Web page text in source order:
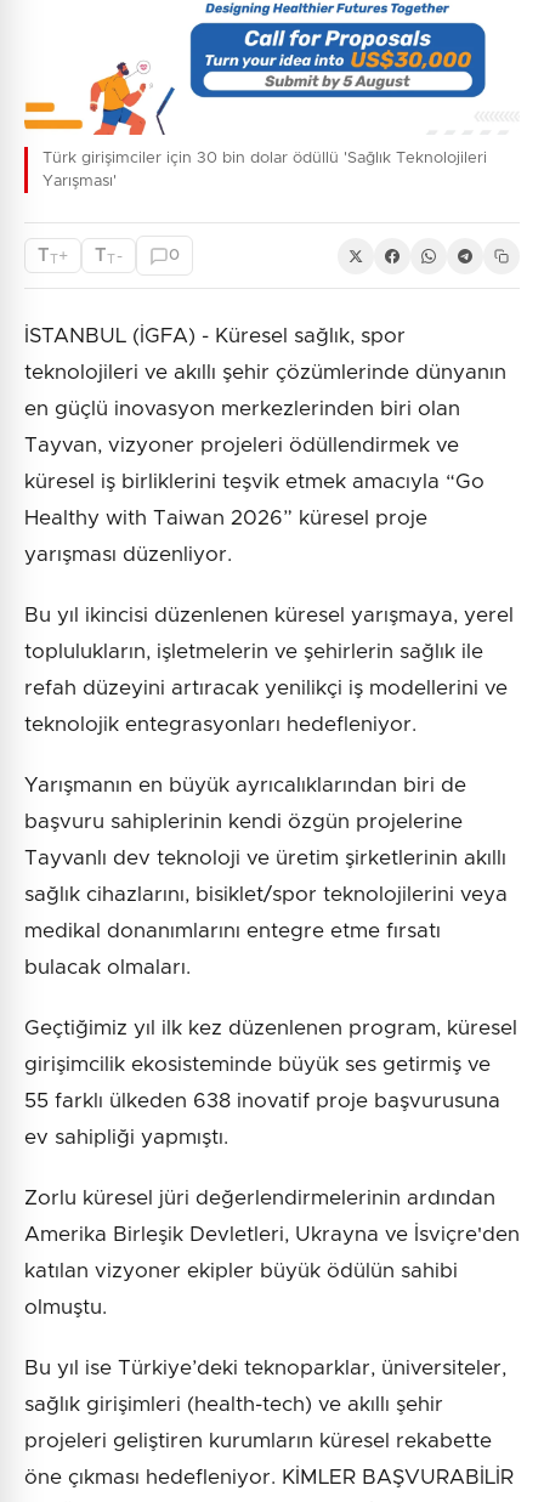
Türk girişimciler için 30 bin dolar ödüllü 'Sağlık Teknolojileri
Yarışması'
TT+ TT - 0
İSTANBUL (İGFA) - Küresel sağlık, spor
teknolojileri ve akıllı şehir çözümlerinde dünyanın
en güçlü inovasyon merkezlerinden biri olan
Tayvan, vizyoner projeleri ödüllendirmek ve
küresel iş birliklerini teşvik etmek amacıyla “Go
Healthy with Taiwan 2026” küresel proje
yarışması düzenliyor.
Bu yıl ikincisi düzenlenen küresel yarışmaya, yerel
toplulukların, işletmelerin ve şehirlerin sağlık ile
refah düzeyini artıracak yenilikçi iş modellerini ve
teknolojik entegrasyonları hedefleniyor.
Yarışmanın en büyük ayrıcalıklarından biri de
başvuru sahiplerinin kendi özgün projelerine
Tayvanlı dev teknoloji ve üretim şirketlerinin akıllı
sağlık cihazlarını, bisiklet/spor teknolojilerini veya
medikal donanımlarını entegre etme fırsatı
bulacak olmaları.
Geçtiğimiz yıl ilk kez düzenlenen program, küresel
girişimcilik ekosisteminde büyük ses getirmiş ve
55 farklı ülkeden 638 inovatif proje başvurusuna
ev sahipliği yapmıştı.
Zorlu küresel jüri değerlendirmelerinin ardından
Amerika Birleşik Devletleri, Ukrayna ve İsviçre'den
katılan vizyoner ekipler büyük ödülün sahibi
olmuştu.
Bu yıl ise Türkiye’deki teknoparklar, üniversiteler,
sağlık girişimleri (health-tech) ve akıllı şehir
projeleri geliştiren kurumların küresel rekabette
öne çıkması hedefleniyor. KİMLER BAŞVURABİLİR